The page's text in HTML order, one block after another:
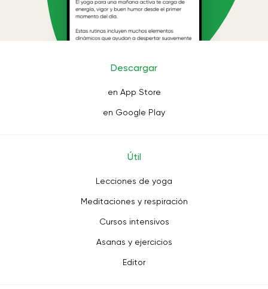
Descargar
en App Store
en Google Play
Útil
Lecciones de yoga
Meditaciones y respiración
Cursos intensivos
Asanas y ejercicios
Editor